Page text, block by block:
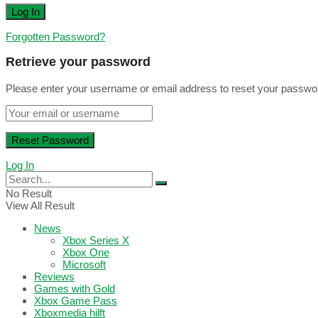
Forgotten Password?
Retrieve your password
Please enter your username or email address to reset your
Log In
No Result
View All Result
News
Xbox Series X
Xbox One
Microsoft
Reviews
Games with Gold
Xbox Game Pass
Xboxmedia hilft